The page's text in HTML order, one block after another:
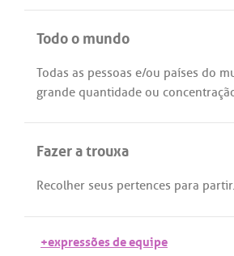
Todo o mundo
Todas as pessoas e/ou países do
grande quantidade ou
Fazer a trouxa
Recolher seus pertences para partir.
+expressões de equipe